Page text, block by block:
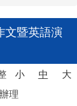
文暨英語演
小 中
大
理